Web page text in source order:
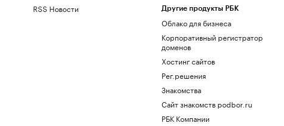
RSS Новости Другие продукты РБК
Облако для бизнеса
Корпоративный регистратор
доменов
Хостинг сайтов
Рег.решения
Знакомства
Сайт знакомств podbor.ru
РБК Компании